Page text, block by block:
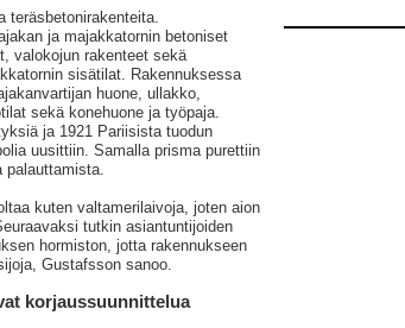
teräsbetonirakenteita.
ja majakkatornin betoniset
valokojun rakenteet sekä
sisätilat. Rakennuksessa
huone, ullakko,
sekä konehuone ja työpaja.
ja 1921 Pariisista tuodun
uusittiin. Samalla prisma purettiin
palauttamista.
kuten valtamerilaivoja, joten aion
tutkin asiantuntijoiden
hormiston, jotta rakennukseen
Gustafsson sanoo.
korjaussuunnittelua